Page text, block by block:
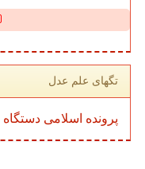
تگهای علم عدل
پرونده اسلامی دستگاه